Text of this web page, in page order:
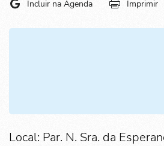
Incluir na Agenda Imprimir
Local: Par. N. Sra. da